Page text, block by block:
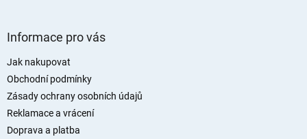
Informace pro vás
Jak nakupovat
Obchodní podmínky
Zásady ochrany osobních údajů
Reklamace a vrácení
Doprava a platba